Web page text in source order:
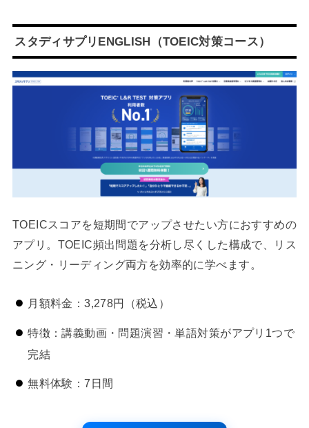
スタディサプリENGLISH（TOEIC対策コース）
TOEICスコアを短期間でアップさせたい方におすすめの
アプリ。TOEIC頻出問題を分析し尽くした構成で、リス
ニング・リーディング両方を効率的に学べます。
月額料金：3,278円（税込）
特徴：講義動画・問題演習・単語対策がアプリ1つで
完結
無料体験：7日間